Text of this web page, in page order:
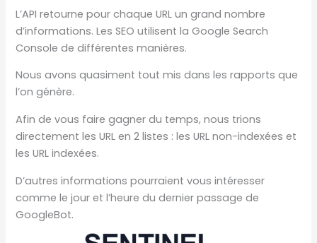
L’API retourne pour chaque URL un grand nombre
d’informations. Les SEO utilisent la Google Search
Console de différentes manières.
Nous avons quasiment tout mis dans les rapports que
l’on génère.
Afin de vous faire gagner du temps, nous trions
directement les URL en 2 listes : les URL non-indexées et
les URL indexées.
D’autres informations pourraient vous intéresser
comme le jour et l’heure du dernier passage de
GoogleBot.